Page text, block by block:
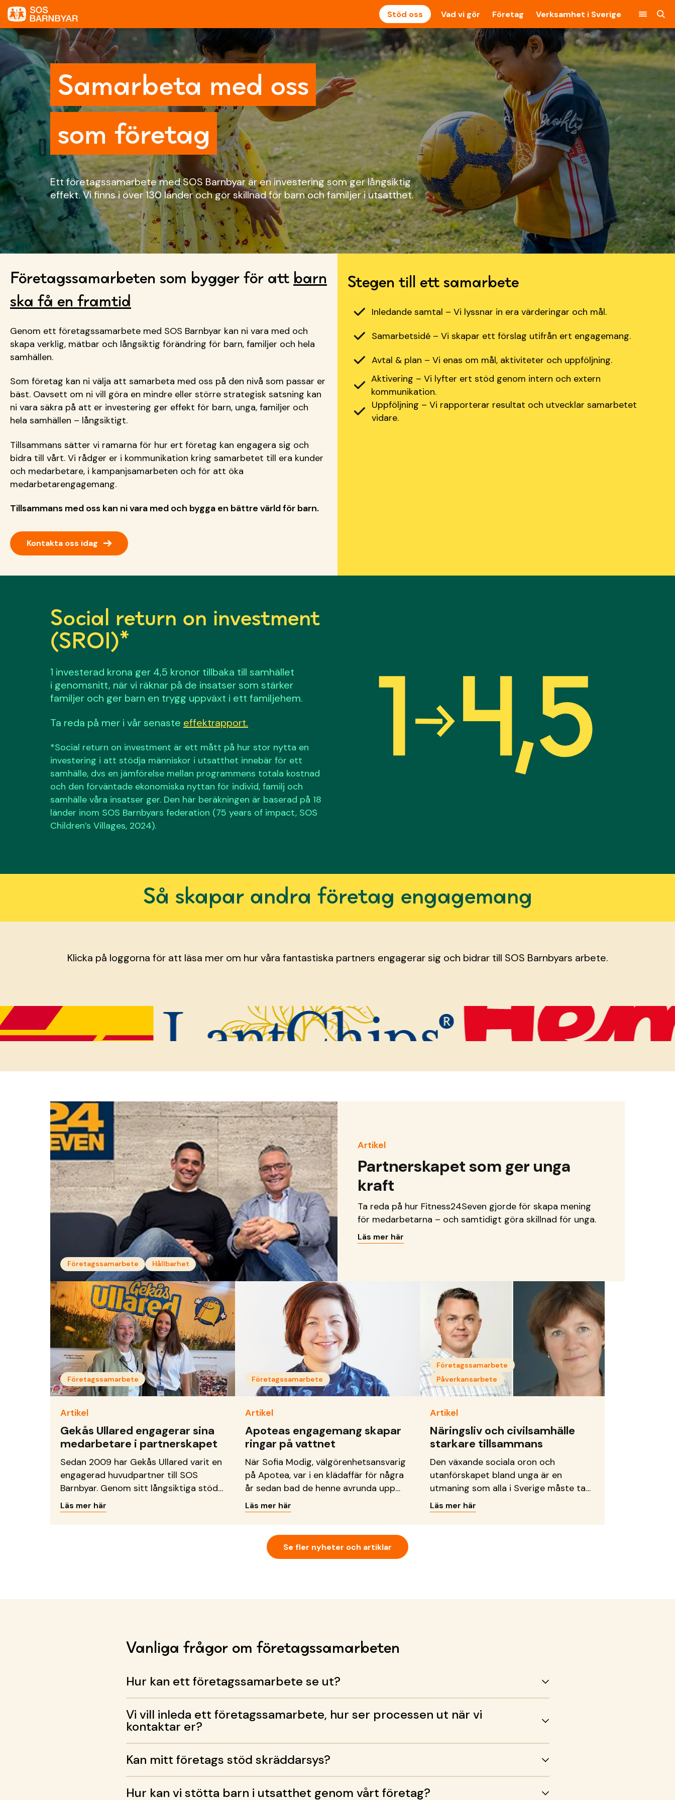
Stöd oss Vad vi gör Företag Verksamhet i Sverige
Samarbeta med oss
som företag
Ett företagssamarbete med SOS Barnbyar är en investering som ger långsiktig
effekt. Vi finns i över 130 länder och gör skillnad för barn och familjer i utsatthet.
Företagssamarbeten som bygger för att barn
ska få en framtid
Genom ett företagssamarbete med SOS Barnbyar kan ni vara med och
skapa verklig, mätbar och långsiktig förändring för barn, familjer och hela
samhällen.
Som företag kan ni välja att samarbeta med oss på den nivå som passar er
bäst. Oavsett om ni vill göra en mindre eller större strategisk satsning kan
ni vara säkra på att er investering ger effekt för barn, unga, familjer och
hela samhällen – långsiktigt.
Tillsammans sätter vi ramarna för hur ert företag kan engagera sig och
bidra till vårt. Vi rådger er i kommunikation kring samarbetet till era kunder
och medarbetare, i kampanjsamarbeten och för att öka
medarbetarengagemang.
Tillsammans med oss kan ni vara med och bygga en bättre värld för barn.
Kontakta oss idag →
Stegen till ett samarbete
Inledande samtal – Vi lyssnar in era värderingar och mål.
Samarbetsidé – Vi skapar ett förslag utifrån ert engagemang.
Avtal & plan – Vi enas om mål, aktiviteter och uppföljning.
Aktivering – Vi lyfter ert stöd genom intern och extern
kommunikation.
Uppföljning – Vi rapporterar resultat och utvecklar samarbetet
vidare.
Social return on investment
(SROI)*
1 investerad krona ger 4,5 kronor tillbaka till samhället
i genomsnitt, när vi räknar på de insatser som stärker
familjer och ger barn en trygg uppväxt i ett familjehem.
Ta reda på mer i vår senaste effektrapport.
*Social return on investment är ett mått på hur stor nytta en
investering i att stödja människor i utsatthet innebär för ett
samhälle, dvs en jämförelse mellan programmens totala kostnad
och den förväntade ekonomiska nyttan för individ, familj och
samhälle våra insatser ger. Den här beräkningen är baserad på 18
länder inom SOS Barnbyars federation (75 years of impact, SOS
Children’s Villages, 2024).
Så skapar andra företag engagemang
Klicka på loggorna för att läsa mer om hur våra fantastiska partners engagerar sig och bidrar till SOS Barnbyars arbete.
Företagssamarbete Hållbarhet
Artikel
Partnerskapet som ger unga
kraft
Ta reda på hur Fitness24Seven gjorde för skapa mening
för medarbetarna – och samtidigt göra skillnad för unga.
Läs mer här
Företagssamarbete
Artikel
Gekås Ullared engagerar sina
medarbetare i partnerskapet
Sedan 2009 har Gekås Ullared varit en
engagerad huvudpartner till SOS
Barnbyar. Genom sitt långsiktiga stöd
bidrar företaget till familjestärkande
insatser i Bangladesh och till det
Läs mer här
Företagssamarbete
Artikel
Apoteas engagemang skapar
ringar på vattnet
När Sofia Modig, välgörenhetsansvarig
på Apotea, var i en klädaffär för några
år sedan bad de henne avrunda upp
köpet till förmån för en
insamlingsorganisation. Då bestämde
att göra i en näthandel.
Läs mer här
Företagssamarbete
Påverkansarbete
Artikel
Näringsliv och civilsamhälle
starkare tillsammans
Den växande sociala oron och
utanförskapet bland unga är en
utmaning som alla i Sverige måste ta
på allvar. Det är hög tid för näringslivet
och civilsamhället att inse att
Läs mer här
Se fler nyheter och artiklar
Vanliga frågor om företagssamarbeten
Hur kan ett företagssamarbete se ut?
Vi vill inleda ett företagssamarbete, hur ser processen ut när vi
kontaktar er?
Kan mitt företags stöd skräddarsys?
Hur kan vi stötta barn i utsatthet genom vårt företag?